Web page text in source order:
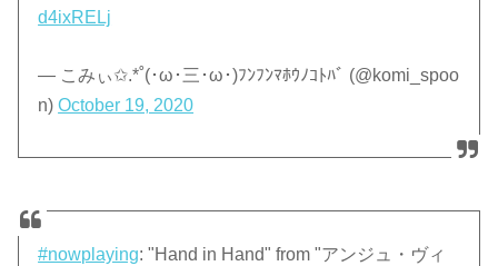
d4ixRELj
— こみぃ✩.*˚(･ω･三･ω･)ﾌﾝﾌﾝﾏﾎｳﾉｺﾄﾊﾞ (@komi_spoo
n)October 19, 2020
#nowplaying: "Hand in Hand" from "アンジュ・ヴィ